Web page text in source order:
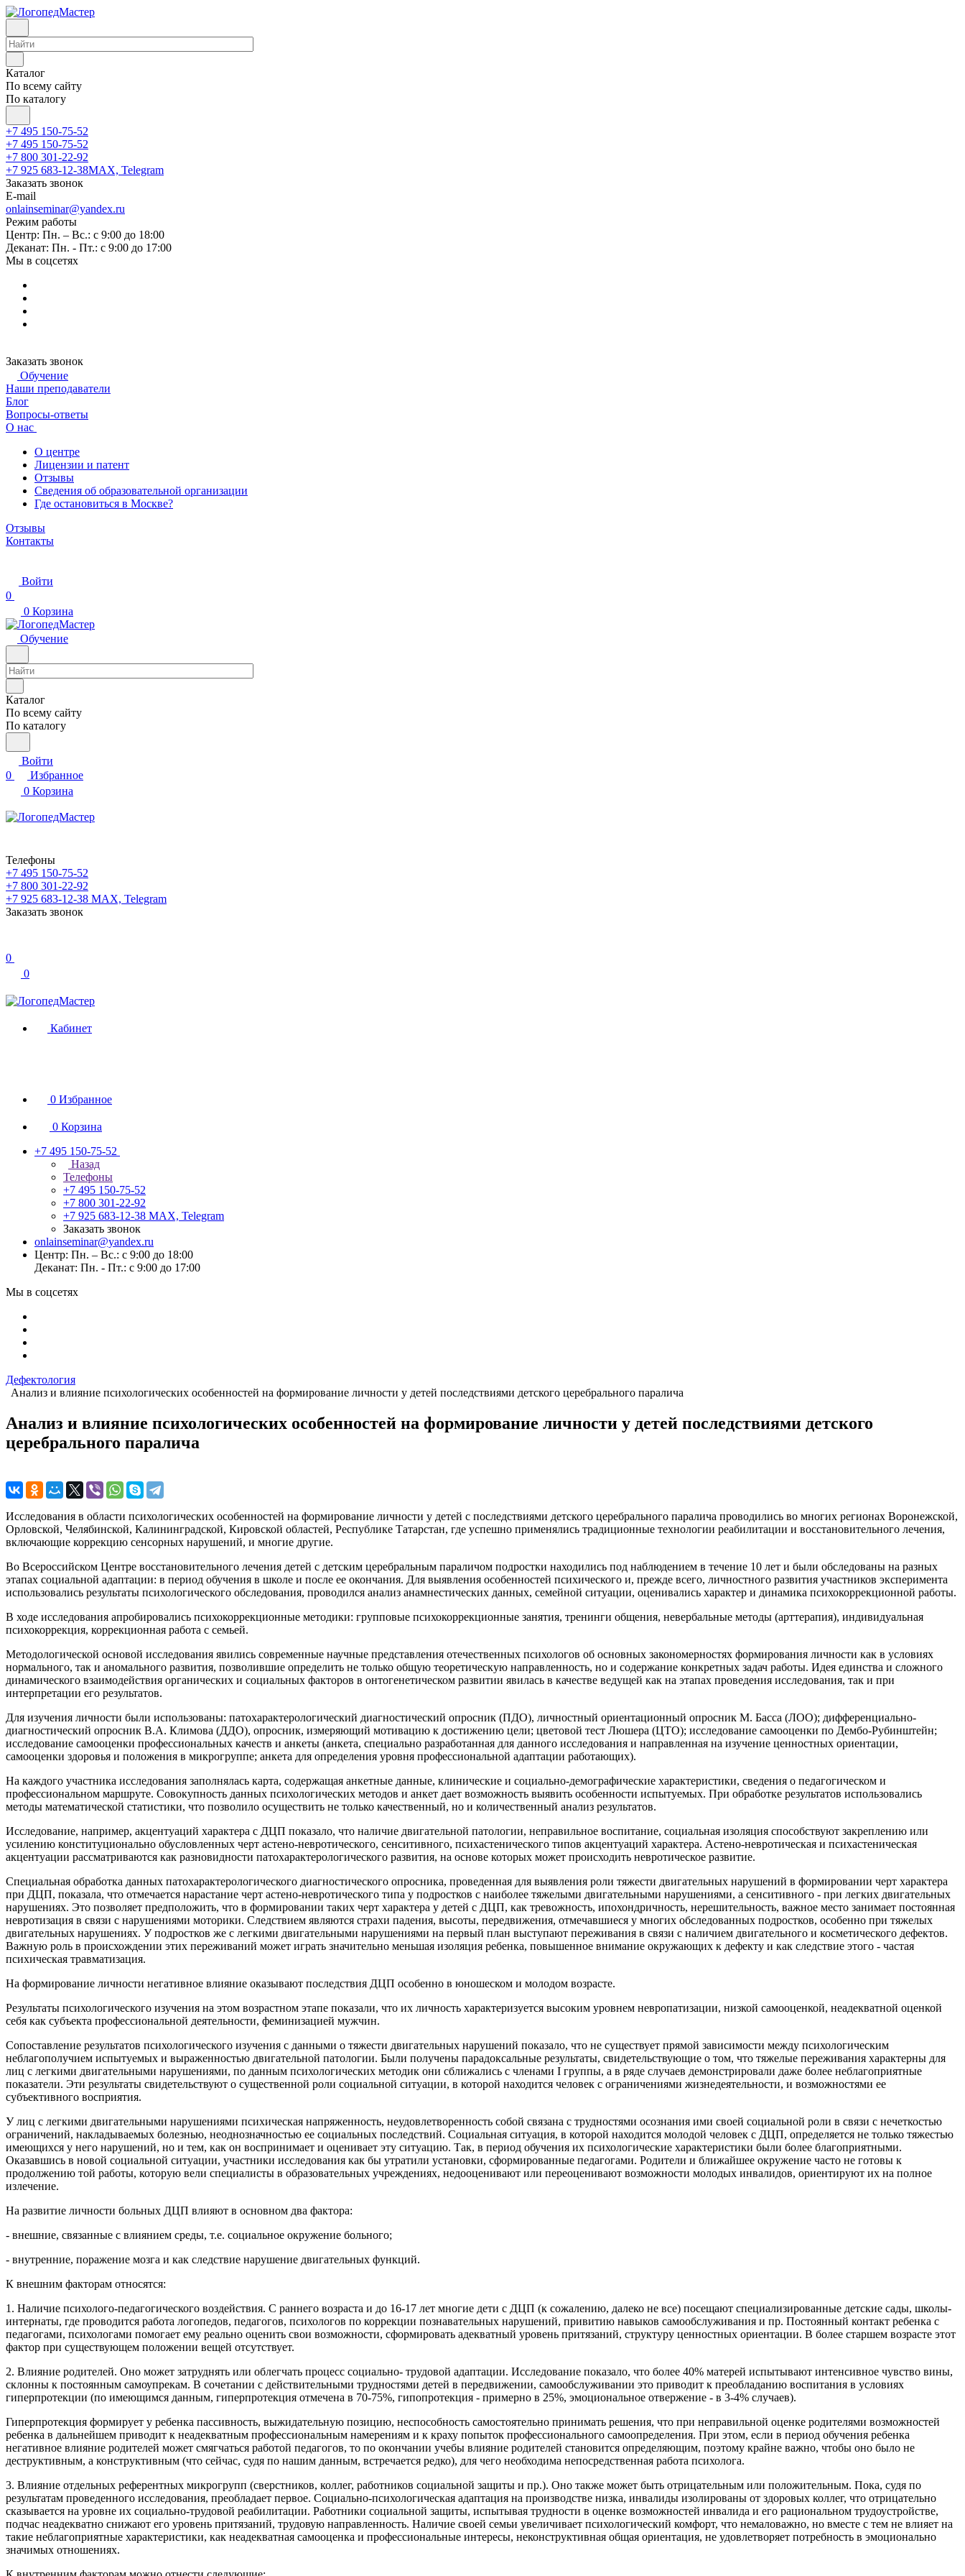
Каталог
По всему сайту
По каталогу
+7 495 150-75-52
+7 495 150-75-52
+7 800 301-22-92
+7 925 683-12-38MAX, Telegram
Заказать звонок
E-mail
onlainseminar@yandex.ru
Режим работы
Центр: Пн. – Вс.: с 9:00 до 18:00
Деканат: Пн. - Пт.: с 9:00 до 17:00
Мы в соцсетях
Заказать звонок
Обучение
Наши преподаватели
Блог
Вопросы-ответы
О нас
О центре
Лицензии и патент
Отзывы
Сведения об образовательной организации
Где остановиться в Москве?
Отзывы
Контакты
Войти
0
0 Корзина
Обучение
Каталог
По всему сайту
По каталогу
Войти
0
Избранное
0 Корзина
Телефоны
+7 495 150-75-52
+7 800 301-22-92
+7 925 683-12-38 MAX, Telegram
Заказать звонок
0
0
Кабинет
0 Избранное
0 Корзина
+7 495 150-75-52
Назад
Телефоны
+7 495 150-75-52
+7 800 301-22-92
+7 925 683-12-38 MAX, Telegram
Заказать звонок
onlainseminar@yandex.ru
Центр: Пн. – Вс.: с 9:00 до 18:00
Деканат: Пн. - Пт.: с 9:00 до 17:00
Мы в соцсетях
Дефектология
Анализ и влияние психологических особенностей на формирование личности у детей последствиями детского церебрального паралича
Анализ и влияние психологических особенностей на формирование личности у детей последствиями детского
церебрального паралича
Исследования в области психологических особенностей на формирование личности у детей с последствиями детского церебрального паралича проводились во многих регионах Воронежской,
Орловской, Челябинской, Калининградской, Кировской областей, Республике Татарстан, где успешно применялись традиционные технологии реабилитации и восстановительного лечения,
включающие коррекцию сенсорных нарушений, и многие другие.
Во Всероссийском Центре восстановительного лечения детей с детским церебральным параличом подростки находились под наблюдением в течение 10 лет и были обследованы на разных
этапах социальной адаптации: в период обучения в школе и после ее окончания. Для выявления особенностей психического и, прежде всего, личностного развития участников эксперимента
использовались результаты психологического обследования, проводился анализ анамнестических данных, семейной ситуации, оценивались характер и динамика психокоррекционной работы.
В ходе исследования апробировались психокоррекционные методики: групповые психокоррекционные занятия, тренинги общения, невербальные методы (арттерапия), индивидуальная
психокоррекция, коррекционная работа с семьей.
Методологической основой исследования явились современные научные представления отечественных психологов об основных закономерностях формирования личности как в условиях
нормального, так и аномального развития, позволившие определить не только общую теоретическую направленность, но и содержание конкретных задач работы. Идея единства и сложного
динамического взаимодействия органических и социальных факторов в онтогенетическом развитии явилась в качестве ведущей как на этапах проведения исследования, так и при
интерпретации его результатов.
Для изучения личности были использованы: патохарактерологический диагностический опросник (ПДО), личностный ориентационный опросник М. Басса (ЛОО); дифференциально-
диагностический опросник В.А. Климова (ДДО), опросник, измеряющий мотивацию к достижению цели; цветовой тест Люшера (ЦТО); исследование самооценки по Дембо-Рубинштейн;
исследование самооценки профессиональных качеств и анкеты (анкета, специально разработанная для данного исследования и направленная на изучение ценностных ориентации,
самооценки здоровья и положения в микрогруппе; анкета для определения уровня профессиональной адаптации работающих).
На каждого участника исследования заполнялась карта, содержащая анкетные данные, клинические и социально-демографические характеристики, сведения о педагогическом и
профессиональном маршруте. Совокупность данных психологических методов и анкет дает возможность выявить особенности испытуемых. При обработке результатов использовались
методы математической статистики, что позволило осуществить не только качественный, но и количественный анализ результатов.
Исследование, например, акцентуаций характера с ДЦП показало, что наличие двигательной патологии, неправильное воспитание, социальная изоляция способствуют закреплению или
усилению конституционально обусловленных черт астено-невротического, сенситивного, психастенического типов акцентуаций характера. Астено-невротическая и психастеническая
акцентуации рассматриваются как разновидности патохарактерологического развития, на основе которых может происходить невротическое развитие.
Специальная обработка данных патохарактерологического диагностического опросника, проведенная для выявления роли тяжести двигательных нарушений в формировании черт характера
при ДЦП, показала, что отмечается нарастание черт астено-невротического типа у подростков с наиболее тяжелыми двигательными нарушениями, а сенситивного - при легких двигательных
нарушениях. Это позволяет предположить, что в формировании таких черт характера у детей с ДЦП, как тревожность, ипохондричность, нерешительность, важное место занимает постоянная
невротизация в связи с нарушениями моторики. Следствием являются страхи падения, высоты, передвижения, отмечавшиеся у многих обследованных подростков, особенно при тяжелых
двигательных нарушениях. У подростков же с легкими двигательными нарушениями на первый план выступают переживания в связи с наличием двигательного и косметического дефектов.
Важную роль в происхождении этих переживаний может играть значительно меньшая изоляция ребенка, повышенное внимание окружающих к дефекту и как следствие этого - частая
психическая травматизация.
На формирование личности негативное влияние оказывают последствия ДЦП особенно в юношеском и молодом возрасте.
Результаты психологического изучения на этом возрастном этапе показали, что их личность характеризуется высоким уровнем невропатизации, низкой самооценкой, неадекватной оценкой
себя как субъекта профессиональной деятельности, феминизацией мужчин.
Сопоставление результатов психологического изучения с данными о тяжести двигательных нарушений показало, что не существует прямой зависимости между психологическим
неблагополучием испытуемых и выраженностью двигательной патологии. Были получены парадоксальные результаты, свидетельствующие о том, что тяжелые переживания характерны для
лиц с легкими двигательными нарушениями, по данным психологических методик они сближались с членами I группы, а в ряде случаев демонстрировали даже более неблагоприятные
показатели. Эти результаты свидетельствуют о существенной роли социальной ситуации, в которой находится человек с ограничениями жизнедеятельности, и возможностями ее
субъективного восприятия.
У лиц с легкими двигательными нарушениями психическая напряженность, неудовлетворенность собой связана с трудностями осознания ими своей социальной роли в связи с нечеткостью
ограничений, накладываемых болезнью, неоднозначностью ее социальных последствий. Социальная ситуация, в которой находится молодой человек с ДЦП, определяется не только тяжестью
имеющихся у него нарушений, но и тем, как он воспринимает и оценивает эту ситуацию. Так, в период обучения их психологические характеристики были более благоприятными.
Оказавшись в новой социальной ситуации, участники исследования как бы утратили установки, сформированные педагогами. Родители и ближайшее окружение часто не готовы к
продолжению той работы, которую вели специалисты в образовательных учреждениях, недооценивают или переоценивают возможности молодых инвалидов, ориентируют их на полное
излечение.
На развитие личности больных ДЦП влияют в основном два фактора:
- внешние, связанные с влиянием среды, т.е. социальное окружение больного;
- внутренние, поражение мозга и как следствие нарушение двигательных функций.
К внешним факторам относятся:
1. Наличие психолого-педагогического воздействия. С раннего возраста и до 16-17 лет многие дети с ДЦП (к сожалению, далеко не все) посещают специализированные детские сады, школы-
интернаты, где проводится работа логопедов, педагогов, психологов по коррекции познавательных нарушений, привитию навыков самообслуживания и пр. Постоянный контакт ребенка с
педагогами, психологами помогает ему реально оценить свои возможности, сформировать адекватный уровень притязаний, структуру ценностных ориентации. В более старшем возрасте этот
фактор при существующем положении вещей отсутствует.
2. Влияние родителей. Оно может затруднять или облегчать процесс социально- трудовой адаптации. Исследование показало, что более 40% матерей испытывают интенсивное чувство вины,
склонны к постоянным самоупрекам. В сочетании с действительными трудностями детей в передвижении, самообслуживании это приводит к преобладанию воспитания в условиях
гиперпротекции (по имеющимся данным, гиперпротекция отмечена в 70-75%, гипопротекция - примерно в 25%, эмоциональное отвержение - в 3-4% случаев).
Гиперпротекция формирует у ребенка пассивность, выжидательную позицию, неспособность самостоятельно принимать решения, что при неправильной оценке родителями возможностей
ребенка в дальнейшем приводит к неадекватным профессиональным намерениям и к краху попыток профессионального самоопределения. При этом, если в период обучения ребенка
негативное влияние родителей может смягчаться работой педагогов, то по окончании учебы влияние родителей становится определяющим, поэтому крайне важно, чтобы оно было не
деструктивным, а конструктивным (что сейчас, судя по нашим данным, встречается редко), для чего необходима непосредственная работа психолога.
3. Влияние отдельных референтных микрогрупп (сверстников, коллег, работников социальной защиты и пр.). Оно также может быть отрицательным или положительным. Пока, судя по
результатам проведенного исследования, преобладает первое. Социально-психологическая адаптация на производстве низка, инвалиды изолированы от здоровых коллег, что отрицательно
сказывается на уровне их социально-трудовой реабилитации. Работники социальной защиты, испытывая трудности в оценке возможностей инвалида и его рациональном трудоустройстве,
подчас неадекватно снижают его уровень притязаний, трудовую направленность. Наличие своей семьи увеличивает психологический комфорт, что немаловажно, но вместе с тем не влияет на
такие неблагоприятные характеристики, как неадекватная самооценка и профессиональные интересы, неконструктивная общая ориентация, не удовлетворяет потребность в эмоционально
значимых отношениях.